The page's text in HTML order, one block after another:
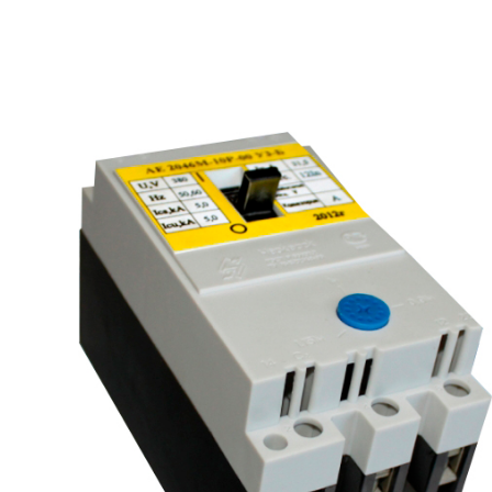
(Филиал
15.02.2022
Электро выиграла тендер на
поставку деревянных опор ЛЭП
складского оперативного
Татьяна (Branch of «Saren B.
V.» PLLC)
Выражаю благодарность
оперативную обработку нашего
Выставили коммерческое
хорошей цене в течение двух
малого сотня товарных